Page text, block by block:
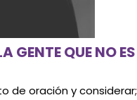
GENTE QUE NO ES
de oración y considerar;